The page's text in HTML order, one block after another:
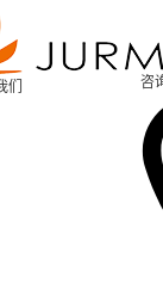
们
咨